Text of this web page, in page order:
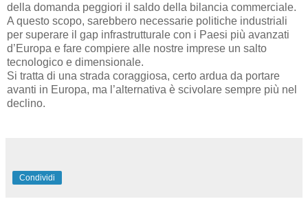
della domanda peggiori il saldo della bilancia commerciale.
A questo scopo, sarebbero necessarie politiche industriali
per superare il gap infrastrutturale con i Paesi più avanzati
d’Europa e fare compiere alle nostre imprese un salto
tecnologico e dimensionale.
Si tratta di una strada coraggiosa, certo ardua da portare
avanti in Europa, ma l’alternativa è scivolare sempre più nel
declino.
Condividi